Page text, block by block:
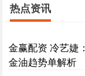
热点资讯
金赢配资 冷艺婕
金油趋势单解析